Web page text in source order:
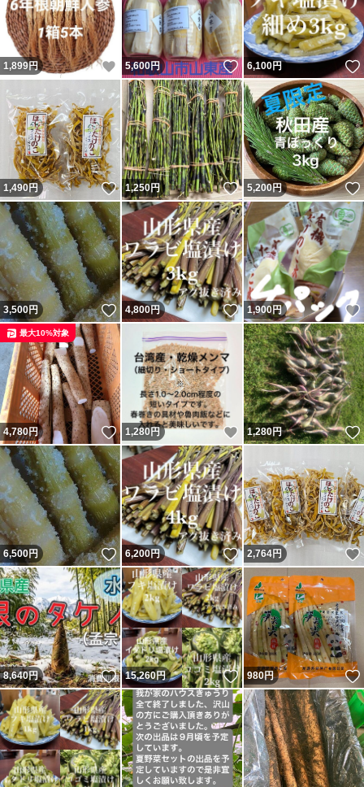
1,899円 いいね！
5,600円 いいね！
6,100円
1,490円 いいね！
1,250円 いいね！
5,200円
3,500円 いいね！
4,800円 いいね！
1,900円
4,780円 いいね！
最大10%対象
1,280円 いいね！
1,280円
6,500円 いいね！
6,200円 いいね！
2,764円
8,640円 いいね！
15,260円 いいね！
980円